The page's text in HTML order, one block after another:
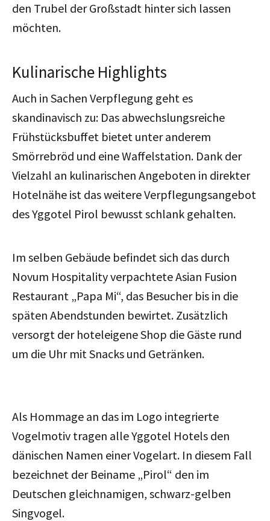
den Trubel der Großstadt hinter sich lassen
möchten.
Kulinarische Highlights
Auch in Sachen Verpflegung geht es
skandinavisch zu: Das abwechslungsreiche
Frühstücksbuffet bietet unter anderem
Smörrebröd und eine Waffelstation. Dank der
Vielzahl an kulinarischen Angeboten in direkter
Hotelnähe ist das weitere Verpflegungsangebot
des Yggotel Pirol bewusst schlank gehalten.
Im selben Gebäude befindet sich das durch
Novum Hospitality verpachtete Asian Fusion
Restaurant „Papa Mi“, das Besucher bis in die
späten Abendstunden bewirtet. Zusätzlich
versorgt der hoteleigene Shop die Gäste rund
um die Uhr mit Snacks und Getränken.
Als Hommage an das im Logo integrierte
Vogelmotiv tragen alle Yggotel Hotels den
dänischen Namen einer Vogelart. In diesem Fall
bezeichnet der Beiname „Pirol“ den im
Deutschen gleichnamigen, schwarz-gelben
Singvogel.